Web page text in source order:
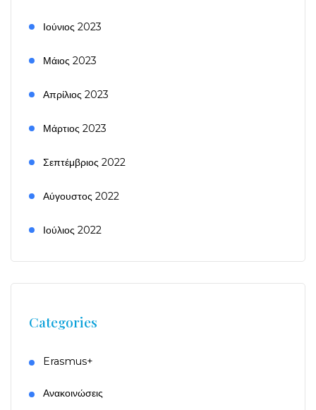
Ιούνιος 2023
Μάιος 2023
Απρίλιος 2023
Μάρτιος 2023
Σεπτέμβριος 2022
Αύγουστος 2022
Ιούλιος 2022
Categories
Erasmus+
Ανακοινώσεις